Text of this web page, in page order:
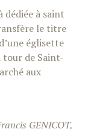
dédiée à saint
le titre
églisette
tour de Saint-
aux
GENICOT,